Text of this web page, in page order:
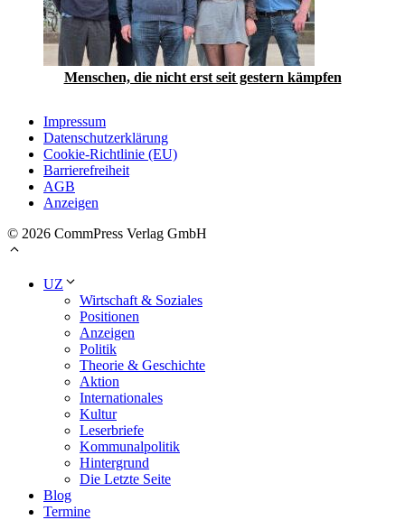
Menschen, die nicht erst seit gestern kämpfen
Impressum
Datenschutzerklärung
Cookie-Richtlinie (EU)
Barrierefreiheit
AGB
Anzeigen
© 2026 CommPress Verlag GmbH
UZ
Wirtschaft & Soziales
Positionen
Anzeigen
Politik
Theorie & Geschichte
Aktion
Internationales
Kultur
Leserbriefe
Kommunalpolitik
Hintergrund
Die Letzte Seite
Blog
Termine